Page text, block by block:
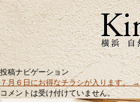
投稿ナビゲーション
７月６日にお得なチラシが入ります。→
コメントは受け付けていません。